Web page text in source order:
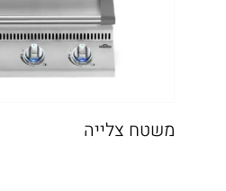
משטח צלייה